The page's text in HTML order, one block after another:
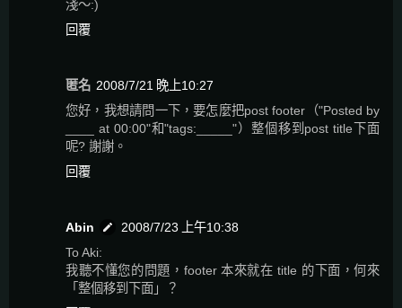
淺～:)
回覆
匿名 2008/7/21 晚上10:27
您好，我想請問一下，要怎麼把post footer（"Posted by
____ at 00:00"和"tags:_____"）整個移到post title下面
呢? 謝謝。
回覆
Abin
2008/7/23 上午10:38
To Aki:
我聽不懂您的問題，footer 本來就在 title 的下面，何來
「整個移到下面」？